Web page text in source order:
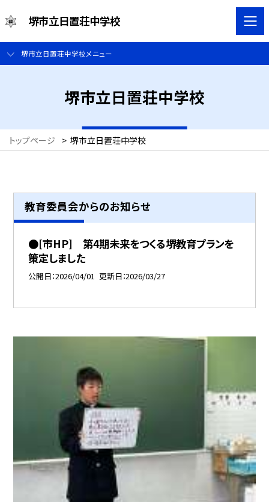
堺市立日置荘中学校
堺市立日置荘中学校メニュー
堺市立日置荘中学校
トップページ > 堺市立日置荘中学校
教育委員会からのお知らせ
●[市HP] 第4期未来をつくる堺教育プランを
策定しました
公開日 2026/04/01 更新日 2026/03/27